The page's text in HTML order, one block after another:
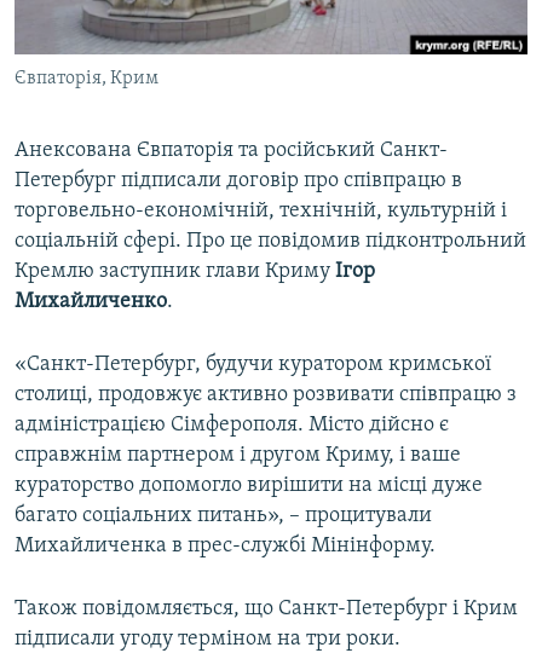
УКРАЇНСЬКА ПРОБЛЕМА КРИМУ
ІНФОГРАФІКА
Qırımtatar
ДОЛУЧАЙСЯ!
Усі сайти RFE/RL
Євпаторія, Крим
Анексована Євпаторія та російський Санкт-
Петербург підписали договір про співпрацю в
торговельно-економічній, технічній, культурній і
соціальній сфері. Про це повідомив підконтрольний
Кремлю заступник глави Криму Ігор
Михайличенко.
«Санкт-Петербург, будучи куратором кримської
столиці, продовжує активно розвивати співпрацю з
адміністрацією Сімферополя. Місто дійсно є
справжнім партнером і другом Криму, і ваше
кураторство допомогло вирішити на місці дуже
багато соціальних питань», – процитували
Михайличенка в прес-службі Мінінформу.
Також повідомляється, що Санкт-Петербург і Крим
підписали угоду терміном на три роки.